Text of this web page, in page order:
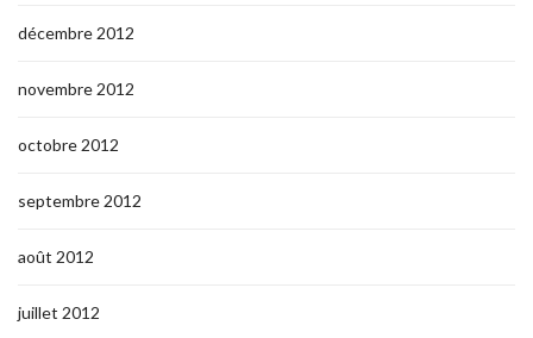
décembre 2012
novembre 2012
octobre 2012
septembre 2012
août 2012
juillet 2012